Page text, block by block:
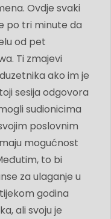
Ovdje svaki
po tri minute da
od pet
Ti zmajevi
ako im je
sesija odgovora
sudionicima
poslovnim
mogućnost
to bi
za ulaganje u
godina
ali svoju je